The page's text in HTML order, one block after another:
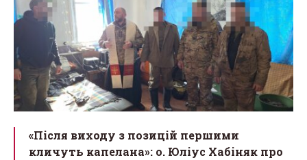
«Після виходу з позицій першими
кличуть капелана»: о. Юліус Хабіняк про